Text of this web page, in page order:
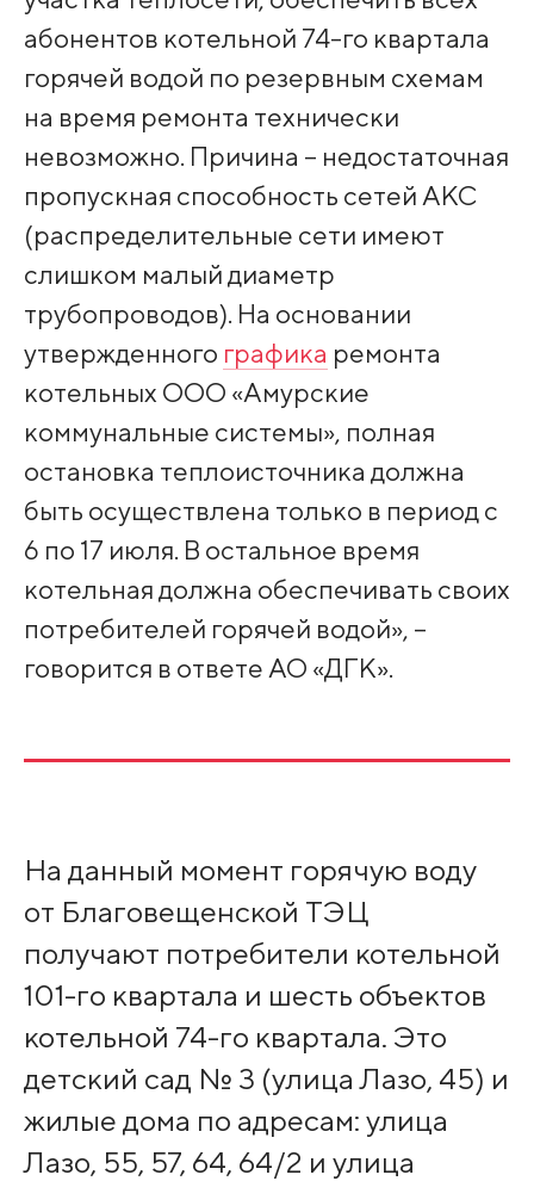
абонентов котельной 74-го квартала
горячей водой по резервным схемам
на время ремонта технически
невозможно. Причина – недостаточная
пропускная способность сетей АКС
(распределительные сети имеют
слишком малый диаметр
трубопроводов). На основании
утвержденного графика ремонта
котельных ООО «Амурские
коммунальные системы», полная
остановка теплоисточника должна
быть осуществлена только в период с
6 по 17 июля. В остальное время
котельная должна обеспечивать своих
потребителей горячей водой», –
говорится в ответе АО «ДГК».
На данный момент горячую воду
от Благовещенской ТЭЦ
получают потребители котельной
101-го квартала и шесть объектов
котельной 74-го квартала. Это
детский сад № 3 (улица Лазо, 45) и
жилые дома по адресам: улица
Лазо, 55, 57, 64, 64/2 и улица